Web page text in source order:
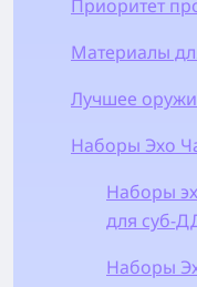
Приоритет
Материалы
Лучшее
Наборы Эхо
Наборы
для суб-
Наборы